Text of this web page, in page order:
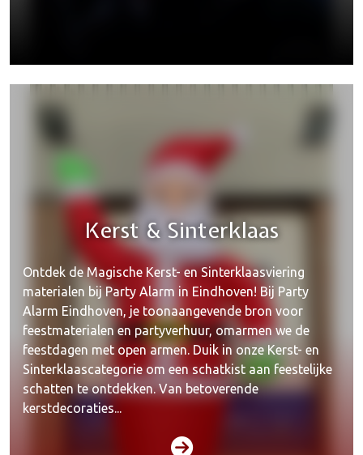
Kerst & Sinterklaas
Ontdek de Magische Kerst- en Sinterklaasviering
materialen bij Party Alarm in Eindhoven! Bij Party
Alarm Eindhoven, je toonaangevende bron voor
feestmaterialen en partyverhuur, omarmen we de
feestdagen met open armen. Duik in onze Kerst- en
Sinterklaascategorie om een schatkist aan feestelijke
schatten te ontdekken. Van betoverende
kerstdecoraties...